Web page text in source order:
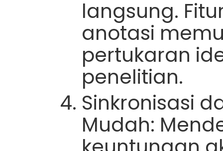
langsung.
anotasi
pertukaran
penelitian.
Sinkronisasi
Mudah: